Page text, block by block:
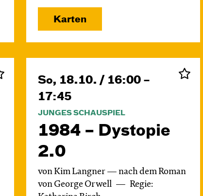
Karten
So, 18.10. / 16:00 –
17:45
JUNGES SCHAUSPIEL
1984 – Dystopie
2.0
von Kim Langner — nach dem Roman
von George Orwell
Regie: